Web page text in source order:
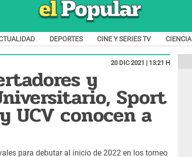
DEPORTES CINE Y SERIES TV CIENCIA
20 DIC 2021 | 13:21 H
y
Sport
UCV conocen a
para debutar al inicio de 2022 en los torneo